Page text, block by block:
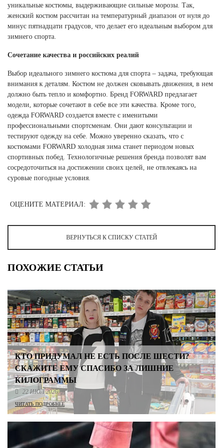
уникальные костюмы, выдерживающие сильные морозы. Так,
женский костюм рассчитан на температурный диапазон от нуля до
минус пятнадцати градусов, что делает его идеальным выбором для
зимнего спорта.
Сочетание качества и российских реалий
Выбор идеального зимнего костюма для спорта – задача, требующая
внимания к деталям. Костюм не должен сковывать движения, в нем
должно быть тепло и комфортно. Бренд FORWARD предлагает
модели, которые сочетают в себе все эти качества. Кроме того,
одежда FORWARD создается вместе с именитыми
профессиональными спортсменам. Они дают консультации и
тестируют одежду на себе. Можно уверенно сказать, что с
костюмами FORWARD холодная зима станет периодом новых
спортивных побед. Технологичные решения бренда позволят вам
сосредоточиться на достижении своих целей, не отвлекаясь на
суровые погодные условия.
ОЦЕНИТЕ МАТЕРИАЛ:
ВЕРНУТЬСЯ К СПИСКУ СТАТЕЙ
ПОХОЖИЕ СТАТЬИ
КТО ПРИДУМАЛ НЕ ЕСТЬ ПОСЛЕ ШЕСТИ?
СКАЖИТЕ ЕМУ СПАСИБО ЗА ЛИШНИЕ
КИЛОГРАММЫ
22 ИЮЛ 2026
ЧИТАТЬ ПОДРОБНЕЕ